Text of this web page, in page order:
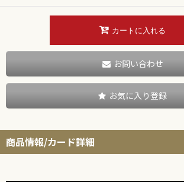
カートに入れる
お問い合わせ
お気に入り登録
商品情報/カード詳細